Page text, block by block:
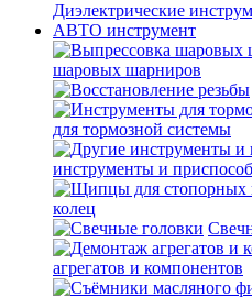
Диэлектрические
АВТО инструмент
шаровых шарниров
для тормозной системы
инструменты и
колец
агрегатов и компонентов